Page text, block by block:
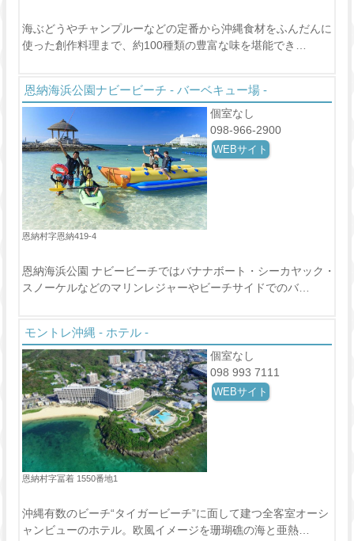
海ぶどうやチャンプルーなどの定番から沖縄食材をふんだんに
使った創作料理まで、約100種類の豊富な味を堪能でき…
恩納海浜公園ナビービーチ - バーベキュー場 -
恩納村字恩納419-4
個室なし
098-966-2900
WEBサイト
恩納海浜公園 ナビービーチではバナナボート・シーカヤック・
スノーケルなどのマリンレジャーやビーチサイドでのバ…
モントレ沖縄 - ホテル -
恩納村字冨着 1550番地1
個室なし
098 993 7111
WEBサイト
沖縄有数のビーチ“タイガービーチ”に面して建つ全客室オーシ
ャンビューのホテル。欧風イメージを珊瑚礁の海と亜熱…